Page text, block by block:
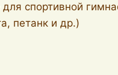
спортивной
петанк и др.)